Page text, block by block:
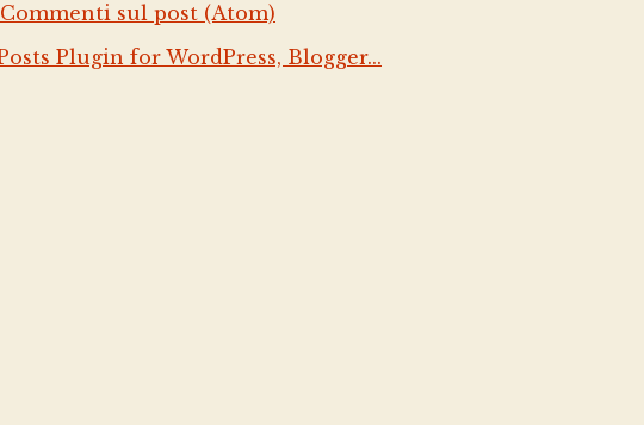
Commenti sul post (Atom)